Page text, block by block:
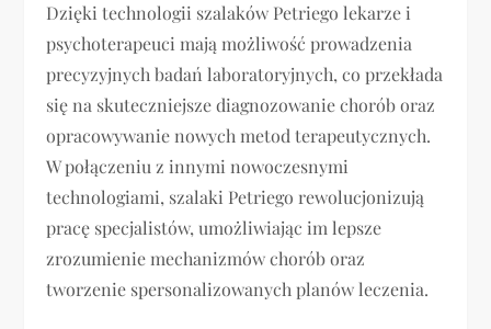
Dzięki technologii szalaków Petriego lekarze i
psychoterapeuci mają możliwość prowadzenia
precyzyjnych badań laboratoryjnych, co przekłada
się na skuteczniejsze diagnozowanie chorób oraz
opracowywanie nowych metod terapeutycznych.
W połączeniu z innymi nowoczesnymi
technologiami, szalaki Petriego rewolucjonizują
pracę specjalistów, umożliwiając im lepsze
zrozumienie mechanizmów chorób oraz
tworzenie spersonalizowanych planów leczenia.